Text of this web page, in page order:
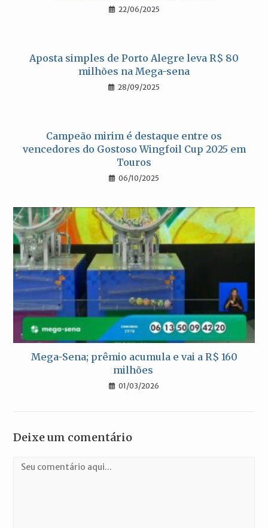
22/06/2025
Aposta simples de Porto Alegre leva R$ 80
milhões na Mega-sena
28/09/2025
Campeão mirim é destaque entre os
vencedores do Gostoso Wingfoil Cup 2025 em
Touros
06/10/2025
Mega-Sena; prêmio acumula e vai a R$ 160
milhões
01/03/2026
Deixe um comentário
Comentário